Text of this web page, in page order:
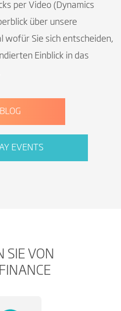
per Video (Dynamics
über unsere
wofür Sie sich entscheiden,
Einblick in das
EVENTS
SIE VON